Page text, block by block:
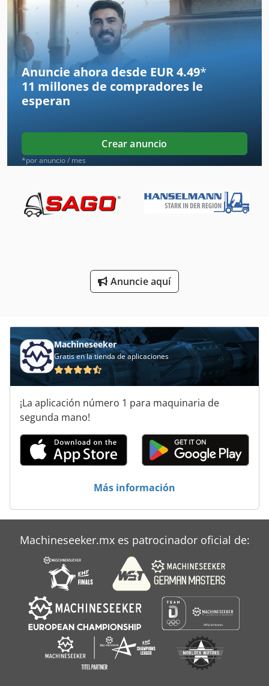
Maquina De Picar
Máquina De Corte De Pin
Pasador De Alambre
Pinchos De Liberación Rápida
Pinza
Pinza De Madera
Pinzas
Pinzas Bordillo
Prensa De La Manguera
Prensas Hidraulicas
Prensas Neumaticas
Punto De
Anuncie ahora desde EUR 4.49*
11 millones de compradores le
esperan
Crear anuncio
*por anuncio / mes
Anuncie aquí
Machineseeker
Gratis en la tienda de aplicaciones
¡La aplicación número 1 para maquinaria de
segunda mano!
Más información
Machineseeker.mx es patrocinador oficial de: